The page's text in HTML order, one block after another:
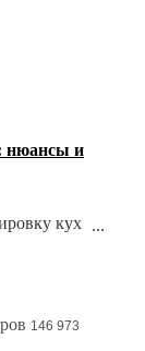
нюансы и
кухни
главных
мебели
146 973